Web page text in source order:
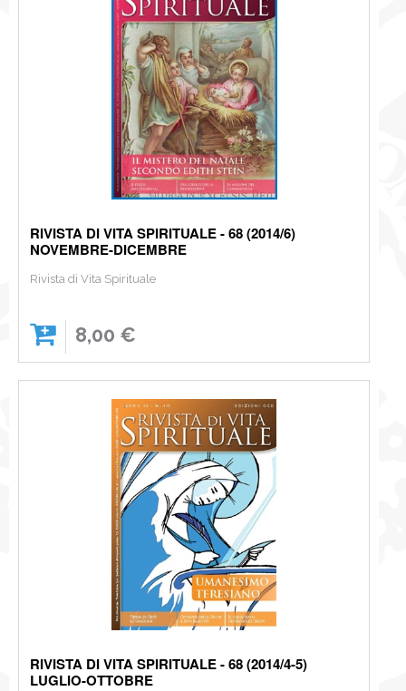
RIVISTA DI VITA SPIRITUALE - 68 (2014/6)
NOVEMBRE-DICEMBRE
Rivista di Vita Spirituale
8,00 €
RIVISTA DI VITA SPIRITUALE - 68 (2014/4-5)
LUGLIO-OTTOBRE